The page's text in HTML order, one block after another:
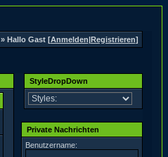
» Hallo Gast [Anmelden|Registrieren]
StyleDropDown
Private Nachrichten
Benutzername: